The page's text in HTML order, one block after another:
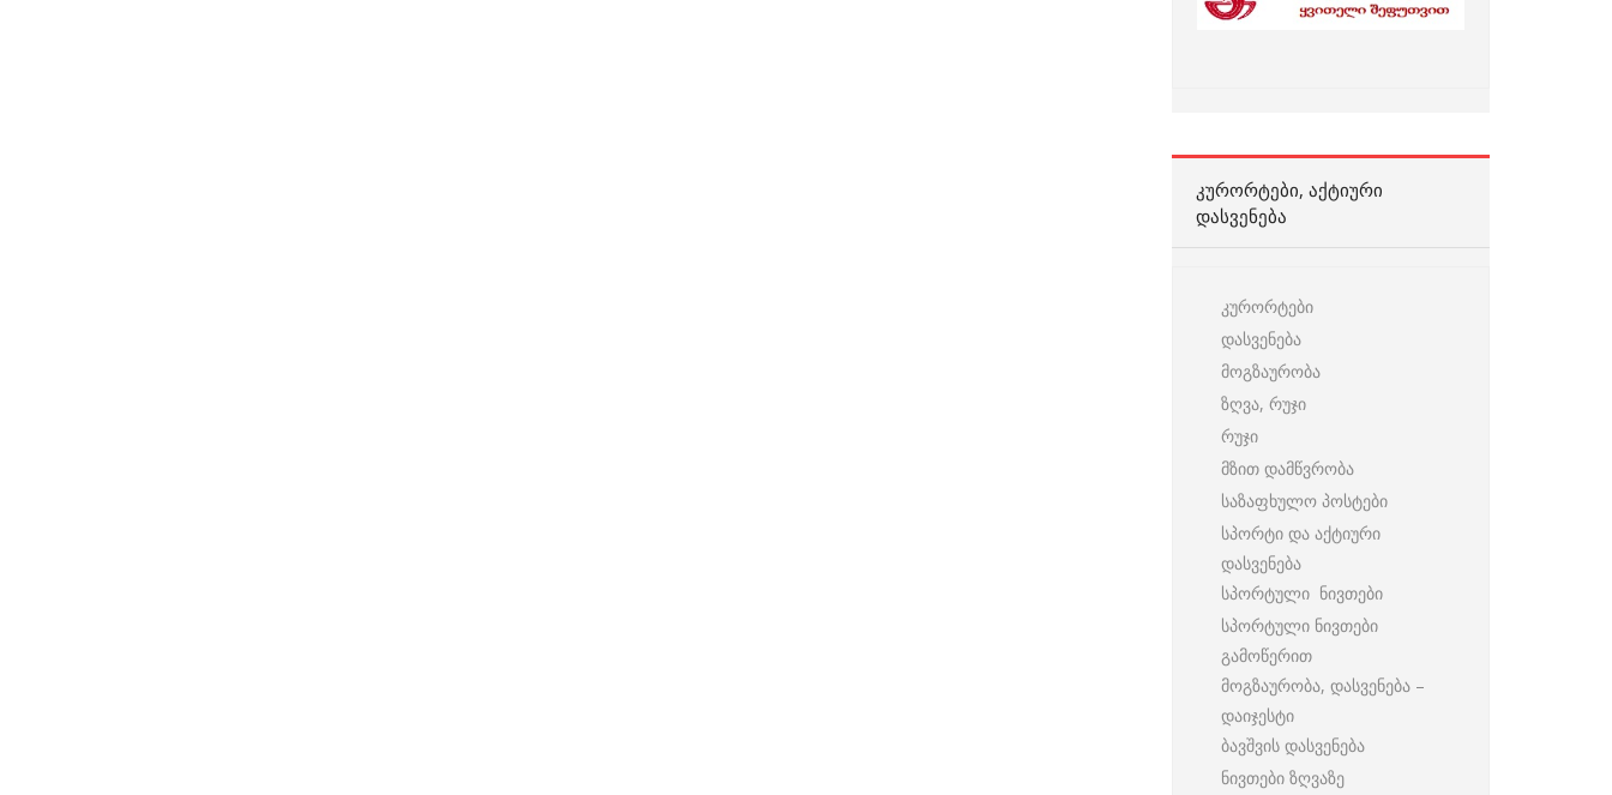
ᲙᲣᲠᲝᲠᲢᲔᲑᲘ, ᲐᲥᲢᲘᲣᲠᲘ
ᲓᲐᲡᲕᲔᲜᲔᲑᲐ
კურორტები
დასვენება
მოგზაურობა
ზღვა, რუჯი
რუჯი
მზით დამწვრობა
საზაფხულო პოსტები
სპორტი და აქტიური
დასვენება
სპორტული ნივთები
სპორტული ნივთები
გამოწერით
მოგზაურობა, დასვენება –
დაიჯესტი
ბავშვის დასვენება
ნივთები ზღვაზე